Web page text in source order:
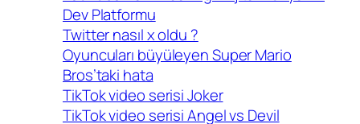
Dev Platformu
Twitter nasıl x oldu ?
Oyuncuları büyüleyen Super Mario
Bros’taki hata
TikTok video serisi Joker
TikTok video serisi Angel vs Devil